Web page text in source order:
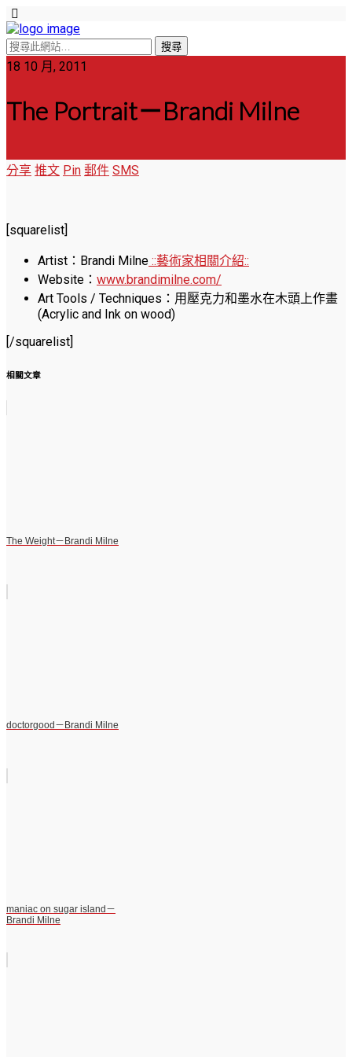
18 10 月, 2011
The Portrait－Brandi Milne
分享 推文 Pin 郵件 SMS
[squarelist]
Artist：Brandi Milne ::藝術家相關介紹::
Website： www.brandimilne.com/
Art Tools / Techniques：用壓克力和墨水在木頭上作畫
(Acrylic and Ink on wood)
[/squarelist]
相關文章
The Weight－Brandi Milne
doctorgood－Brandi Milne
maniac on sugar island－
Brandi Milne